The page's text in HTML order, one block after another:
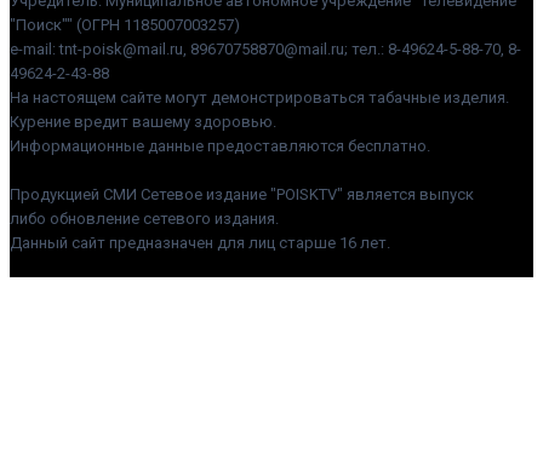
"Поиск"" (ОГРН 1185007003257)
e-mail: tnt-poisk@mail.ru, 89670758870@mail.ru; тел.: 8-49624-5-88-70, 8-
49624-2-43-88
На настоящем сайте могут демонстрироваться табачные изделия.
Курение вредит вашему здоровью.
Информационные данные предоставляются бесплатно.
Продукцией СМИ Сетевое издание "POISKTV" является выпуск
либо обновление сетевого издания.
Данный сайт предназначен для лиц старше 16 лет.